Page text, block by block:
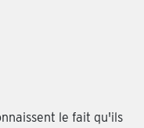
le fait qu'ils